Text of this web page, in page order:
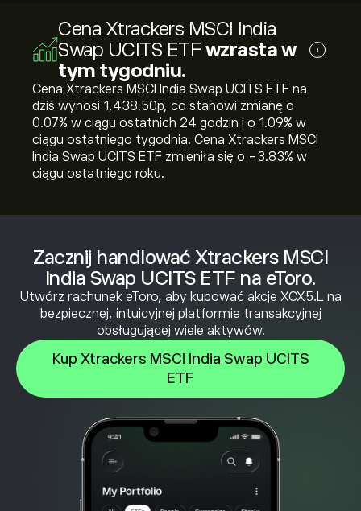
Zacznij handlować Xtrackers MSCI
India Swap UCITS ETF na eToro.
Utwórz rachunek eToro, aby kupować akcje XCX5.L na
bezpiecznej, intuicyjnej platformie transakcyjnej
obsługującej wiele aktywów.
Kup Xtrackers MSCI India Swap UCITS
ETF
Cena Xtrackers MSCI India
Swap UCITS ETF wzrasta w
tym tygodniu.
i
Cena Xtrackers MSCI India Swap UCITS ETF na
dziś wynosi 1,438.50‎p‎, co stanowi zmianę o
‎0.07‎% w ciągu ostatnich 24 godzin i o ‎1.09‎% w
ciągu ostatniego tygodnia. Cena Xtrackers MSCI
India Swap UCITS ETF zmieniła się o ‎-3.83‎% w
ciągu ostatniego roku.